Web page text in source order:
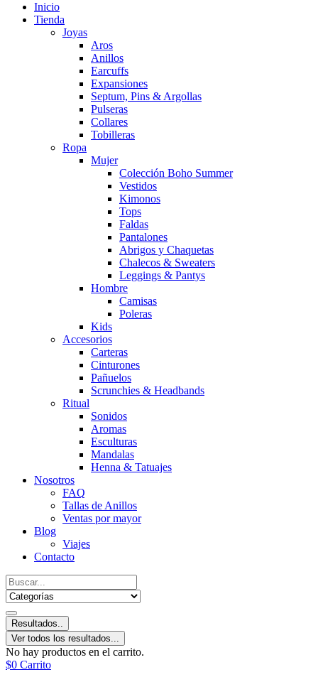
Inicio
Tienda
Joyas
Aros
Anillos
Earcuffs
Expansiones
Septum, Pins & Argollas
Pulseras
Collares
Tobilleras
Ropa
Mujer
Colección Boho Summer
Vestidos
Kimonos
Tops
Faldas
Pantalones
Abrigos y Chaquetas
Chalecos & Sweaters
Leggings & Pantys
Hombre
Camisas
Poleras
Kids
Accesorios
Carteras
Cinturones
Pañuelos
Scrunchies & Headbands
Ritual
Sonidos
Aromas
Esculturas
Mandalas
Henna & Tatuajes
Nosotros
FAQ
Tallas de Anillos
Ventas por mayor
Blog
Viajes
Contacto
Resultados..
Ver todos los resultados...
No hay productos en el carrito.
$0 Carrito